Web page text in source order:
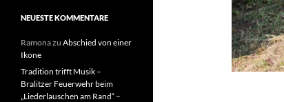
NEUESTE KOMMENTARE
Ramonazu Abschied von einer
Ikone
Tradition trifft Musik –
Bralitzer Feuerwehr beim
„Liederlauschen am Rand“ –